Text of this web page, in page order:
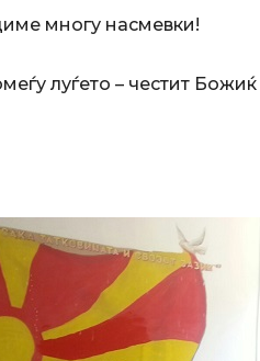
многу насмевки!
луѓето – честит